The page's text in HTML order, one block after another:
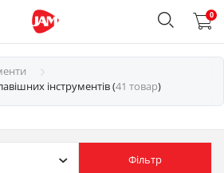
0
інструментів (41 товар)
Фільтр